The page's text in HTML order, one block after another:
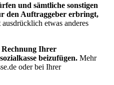
und sämtliche sonstigen
den Auftraggeber erbringt,
etwas anderes
Rechnung Ihrer
beizufügen. Mehr
oder bei Ihrer